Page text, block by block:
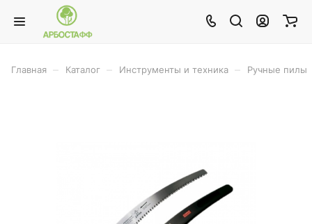
Главная Каталог Инструменты и техника Ручные пилы